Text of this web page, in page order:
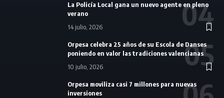
La Policía Local gana un nuevo agente en pleno
verano
14 julio, 2026
Orpesa celebra 25 años de su Escola de Danses
poniendo en valor las tradiciones valencianas
10 julio, 2026
Orpesa moviliza casi 7 millones para nuevas
inversiones